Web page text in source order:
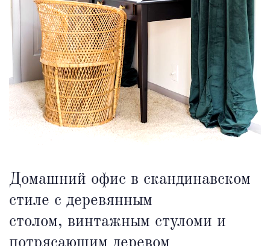
Домашний офис в скандинавском
стиле с деревянным
столом, винтажным стуломи и